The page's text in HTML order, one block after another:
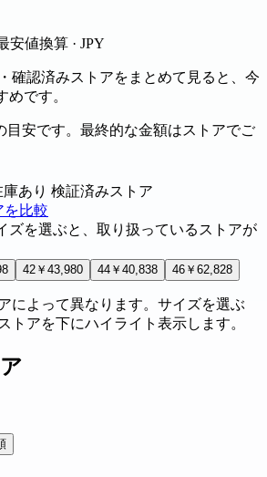
安値換算 · JPY
確認済みストアをまとめて見ると、今
めです。
目安です。最終的な金額はストアでご
庫あり 検証済みストア
を比較
ズを選ぶと、取り扱っているストアが
42 ￥43,980 44 ￥40,838 46 ￥62,828
によって異なります。サイズを選ぶ
トアを下にハイライト表示します。